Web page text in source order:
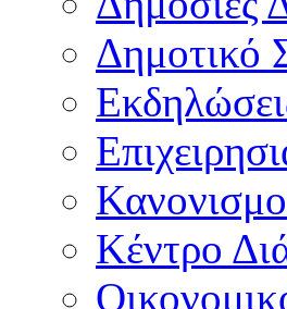
Δημοτικό
Κέντρο